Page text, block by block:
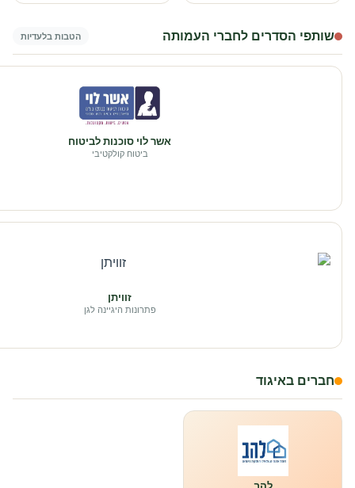
שותפי הסדרים לחברי העמותה הטבות בלעדיות
אשר לוי סוכנות לביטוח
ביטוח קולקטיבי
זוויתן
פתרונות היגיינה לגן
חברים באיגוד